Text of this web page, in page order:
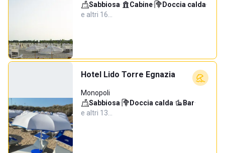
Sabbiosa· Cabine· Doccia calda·
e altri 16…
Hotel Lido Torre Egnazia
Monopoli
Sabbiosa· Doccia calda· Bar·
e altri 13…